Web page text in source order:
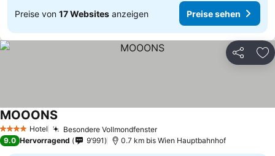
Preise von 17 Websites anzeigen Preise sehen
Teilen
4 Sterne Hotel Besondere Vollmondfenster
MOOONS
9.0 Hervorragend 9’991 0.7 km bis Wien Hauptbahnhof